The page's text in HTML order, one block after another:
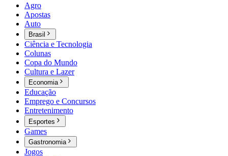
Agro
Apostas
Auto
Brasil
Ciência e Tecnologia
Colunas
Copa do Mundo
Cultura e Lazer
Economia
Educação
Emprego e Concursos
Entretenimento
Esportes
Games
Gastronomia
Jogos